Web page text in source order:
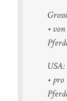
•
USA:
• pro